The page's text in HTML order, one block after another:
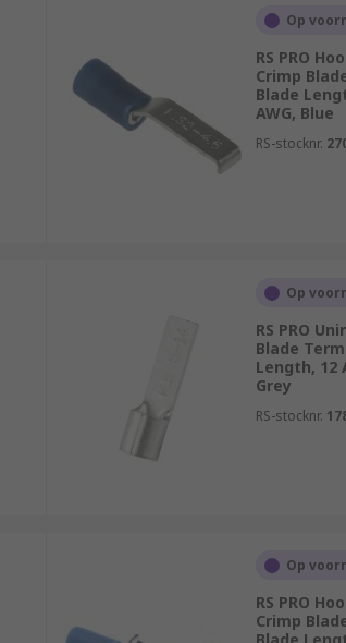
Op
RS PRO
Crimp
Blade
AWG, Blue
RS-stocknr.
Op
RS PRO
Blade
Length, 12
Grey
RS-stocknr.
Op
RS PRO
Crimp